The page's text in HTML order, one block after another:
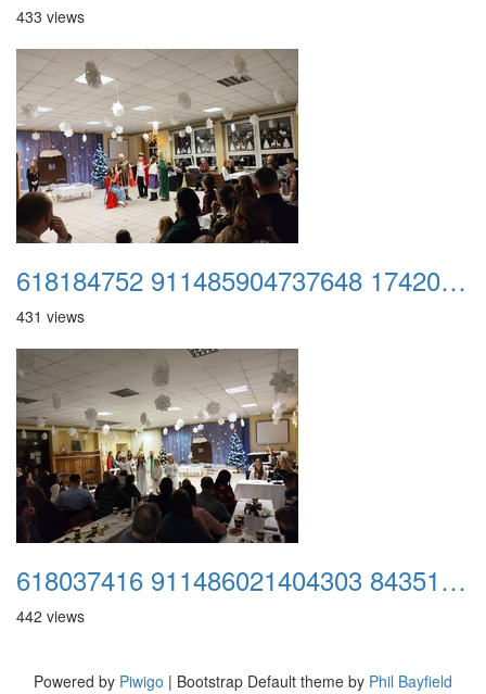
433 views
618184752 911485904737648 1742072710896474086 n
431 views
618037416 911486021404303 843511467739445976 n
442 views
Powered by Piwigo | Bootstrap Default theme by Phil Bayfield